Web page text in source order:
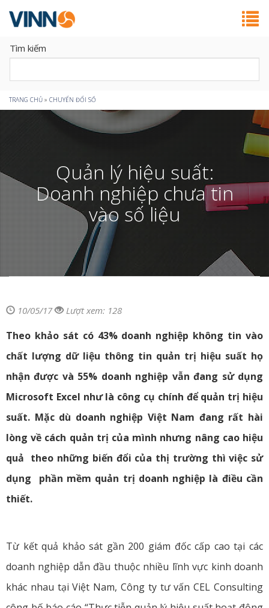
Tìm kiếm
Bạn
đang
ở
đây
TRANG CHỦ » CHUYỂN ĐỔI SỐ
Quản lý hiệu suất:
Doanh nghiệp chưa tin
vào số liệu
10/05/17 Lượt xem: 128
Theo khảo sát có 43% doanh nghiệp không tin vào
chất lượng dữ liệu thông tin quản trị hiệu suất họ
nhận được và 55% doanh nghiệp vẫn đang sử dụng
Microsoft Excel như là công cụ chính để quản trị hiệu
suất. Mặc dù doanh nghiệp Việt Nam đang rất hài
lòng về cách quản trị của mình nhưng nâng cao hiệu
quả theo những biến đổi của thị trường thì việc sử
dụng phần mềm quản trị doanh nghiệp là điều cần
thiết.
Từ kết quả khảo sát gần 200 giám đốc cấp cao tại các
doanh nghiệp dẫn đầu thuộc nhiều lĩnh vực kinh doanh
khác nhau tại Việt Nam, Công ty tư vấn CEL Consulting